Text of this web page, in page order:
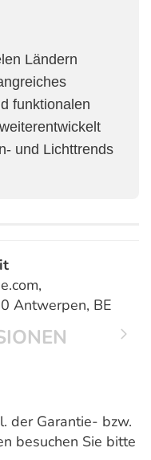
Ländern
funktionalen
und Lichttrends
Antwerpen, BE
der Garantie- bzw.
besuchen Sie bitte